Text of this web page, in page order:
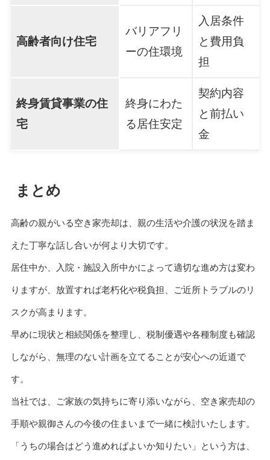
高齢者向け住宅
バリアフリ
ーの住環境
入居条件
と費用負
担
終身賃貸事業の住
宅
終身にわた
る居住安定
契約内容
と前払い
金
まとめ
高齢の親がいる空き家売却は、親の生活や介護の状況を踏ま
えた丁寧な話し合いが何より大切です。
居住中か、入院・施設入所中かによって適切な進め方は変わ
りますが、放置すれば老朽化や税負担、ご近所トラブルのリ
スクが高まります。
早めに現状と相続関係を整理し、税制優遇や各種制度も確認
しながら、無理のない計画を立てることが安心への近道で
す。
当社では、ご家族の気持ちに寄り添いながら、空き家売却の
手順や親御さんの今後の住まいまで一緒に検討いたします。
「うちの場合はどう進めればよいか知りたい」という方は、